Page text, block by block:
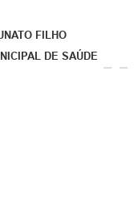
FILHO
DE SAÚDE